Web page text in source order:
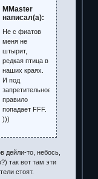
MMaster
написал(а):
Не с фиатов
меня не
штырит,
редкая птица в
наших краях.
И под
запретительное
правило
попадает FFF.
)))
дейли-то, небось,
так вот там эти
стоят.